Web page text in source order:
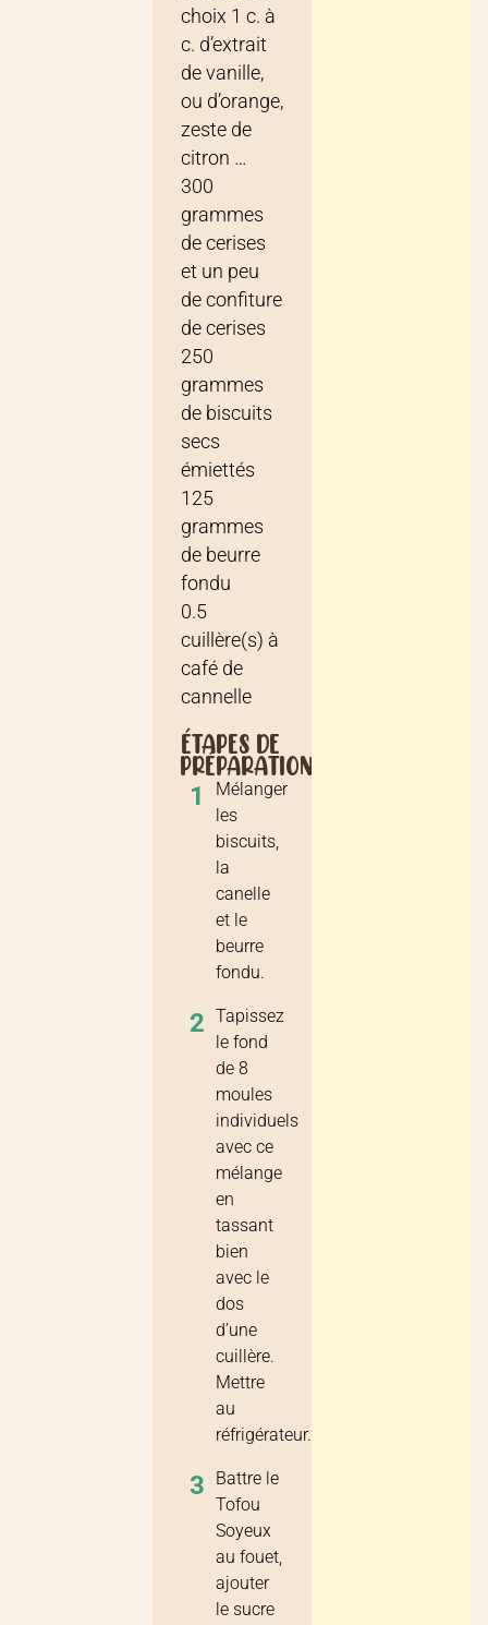
choix 1 c. à
c. d’extrait
de vanille,
ou d’orange,
zeste de
citron …
300
grammes
decerises
et un peu
de confiture
de cerises
250
grammes
debiscuits
secs
émiettés
125
grammes
debeurre
fondu
0.5
cuillère(s) à
café de
cannelle
ÉTAPES DE
PRÉPARATION
1
Mélanger
les
biscuits,
la
canelle
et le
beurre
fondu.
2 Tapissez
le fond
de 8
moules
individuels
avec ce
mélange
en
tassant
bien
avec le
dos
d’une
cuillère.
Mettre
au
réfrigérateur.
3
Battre le
Tofou
Soyeux
au fouet,
ajouter
le sucre